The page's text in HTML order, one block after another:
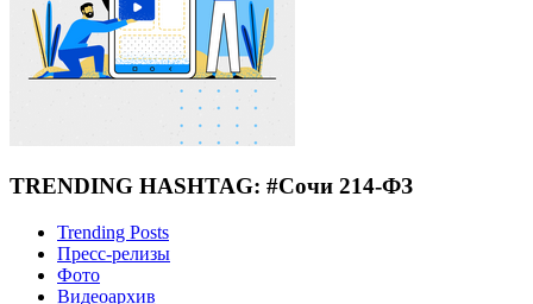
TRENDING HASHTAG: #Сочи 214-ФЗ
Trending Posts
Пресс-релизы
Фото
Видеоархив